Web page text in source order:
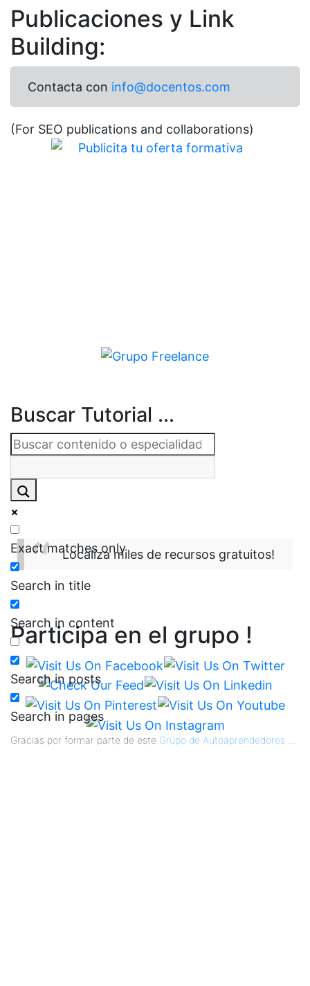
Publicaciones y Link
Building:
Contacta con info@docentos.com
(For SEO publications and collaborations)
Buscar Tutorial ...
Exact matches only
Search in title
Search in content
Search in posts
Search in pages
Localiza miles de recursos gratuitos!
Participa en el grupo !
Gracias por formar parte de este Grupo de Autoaprendedores